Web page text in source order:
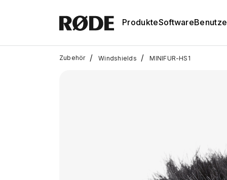
ProdukteSoftware
Zubehör / Windshields / MINIFUR-HS1